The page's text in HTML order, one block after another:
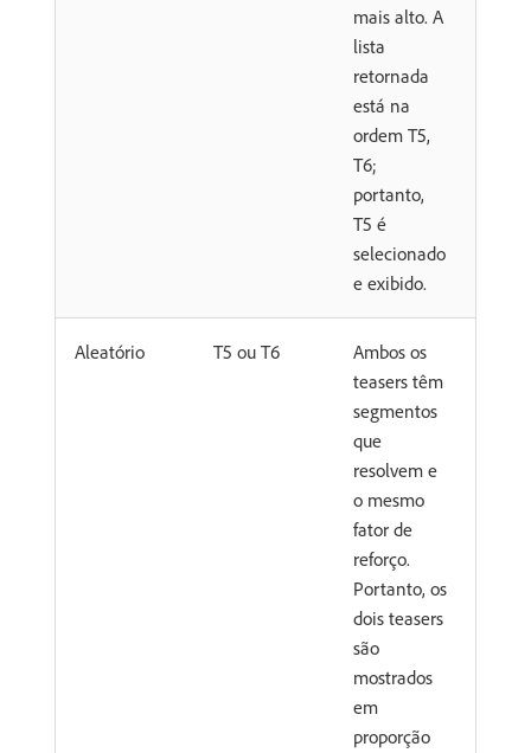
mais alto. A
lista
retornada
está na
ordem T5,
T6;
portanto,
T5 é
selecionado
e exibido.
Aleatório T5 ou T6
Ambos os
teasers têm
segmentos
que
resolvem e
o mesmo
fator de
reforço.
Portanto, os
dois teasers
são
mostrados
em
proporção